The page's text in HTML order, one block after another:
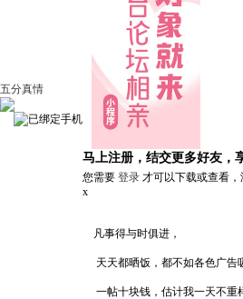
五分真情
马上注册，结交更多好友，
您需要 登录 才可以下载或查看，
x
凡事得与时俱进，
天天都晒饭，都不如各色广告
一帖十块钱，估计我一天不重